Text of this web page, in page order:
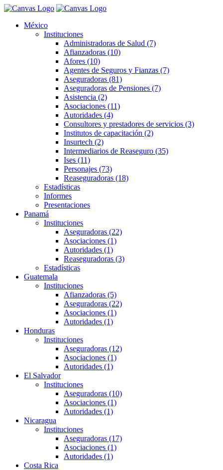
México
Instituciones
Administradoras de Salud (7)
Afianzadoras (10)
Afores (10)
Agentes de Seguros y Fianzas (7)
Aseguradoras (81)
Aseguradoras de Pensiones (7)
Asistencia (2)
Asociaciones (11)
Autoridades (4)
Consultores y prestadores de servicios (3)
Institutos de capacitación (2)
Insurtech (2)
Intermediarios de Reaseguro (35)
Ises (11)
Personajes (73)
Reaseguradoras (18)
Estadísticas
Informes
Presentaciones
Panamá
Instituciones
Aseguradoras (22)
Asociaciones (1)
Autoridades (1)
Reaseguradoras (3)
Estadísticas
Guatemala
Instituciones
Afianzadoras (5)
Aseguradoras (22)
Asociaciones (1)
Autoridades (1)
Honduras
Instituciones
Aseguradoras (12)
Asociaciones (1)
Autoridades (1)
El Salvador
Instituciones
Aseguradoras (10)
Asociaciones (1)
Autoridades (1)
Nicaragua
Instituciones
Aseguradoras (17)
Asociaciones (1)
Autoridades (1)
Costa Rica